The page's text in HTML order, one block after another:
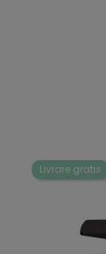
Livrare gratis